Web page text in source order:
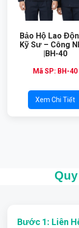
Bảo Hộ Lao
Kỹ Sư – Công
|BH-40
Mã SP: BH-40
Xem Chi Tiết
Bước 1: Liên